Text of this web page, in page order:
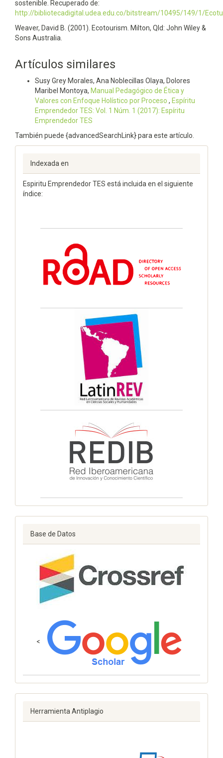
sostenible. Recuperado de:
http://bibliotecadigital.udea.edu.co/bitstream/10495/149/1/
Weaver, David B. (2001). Ecotourism. Milton, Qld: John Wiley &
Sons Australia.
Artículos similares
Susy Grey Morales, Ana Noblecillas Olaya, Dolores
Maribel Montoya, Manual Pedagógico de Ética y
Valores con Enfoque Holístico por Proceso , Espí­ritu
Emprendedor TES: Vol. 1 Núm. 1 (2017): Espíritu
Emprendedor TES
También puede {advancedSearchLink} para este artículo.
Indexada en
Espiritu Emprendedor TES está incluida en el siguiente
índice:
Base de Datos
<
Herramienta Antiplagio